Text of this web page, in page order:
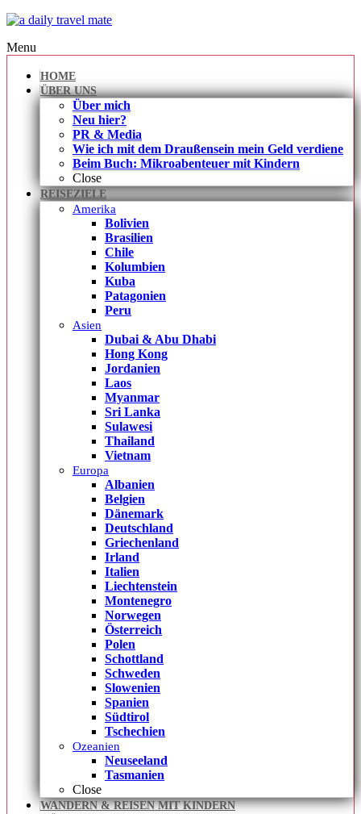
Menu
HOME
ÜBER UNS
Über mich
Neu hier?
PR & Media
Wie ich mit dem Draußensein mein Geld verdiene
Beim Buch: Mikroabenteuer mit Kindern
Close
REISEZIELE
Amerika
Bolivien
Brasilien
Chile
Kolumbien
Kuba
Patagonien
Peru
Asien
Dubai & Abu Dhabi
Hong Kong
Jordanien
Laos
Myanmar
Sri Lanka
Sulawesi
Thailand
Vietnam
Europa
Albanien
Belgien
Dänemark
Deutschland
Griechenland
Irland
Italien
Liechtenstein
Montenegro
Norwegen
Österreich
Polen
Schottland
Schweden
Slowenien
Spanien
Südtirol
Tschechien
Ozeanien
Neuseeland
Tasmanien
Close
WANDERN & REISEN MIT KINDERN